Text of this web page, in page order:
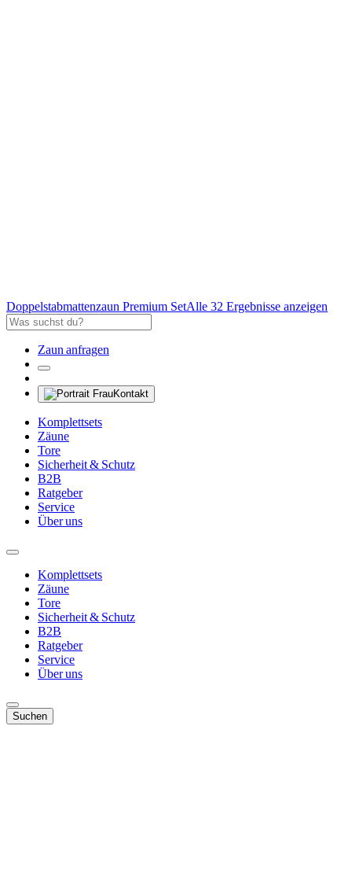
Doppelstabmattenzaun Premium SetAlle 32 Ergebnisse anzeigen
Zaun anfragen
Kontakt
Komplettsets
Zäune
Tore
Sicherheit & Schutz
B2B
Ratgeber
Service
Über uns
Komplettsets
Zäune
Tore
Sicherheit & Schutz
B2B
Ratgeber
Service
Über uns
Suchen